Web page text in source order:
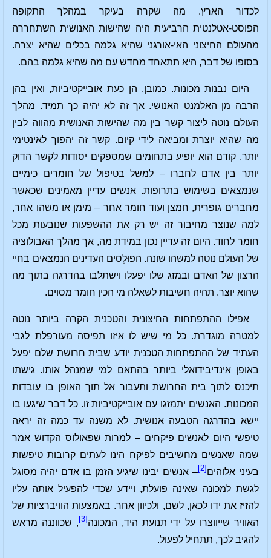
לכדור הארץ. מה שקרה בעיקר במהלך התקופה
הפוסט-אטלנטית הרביעית היה שהישות האנושית השתחררה
מהעולם החיצוני האי-אורגני שהיא גלמה בכלים שהיא יצרה.
בסופו של דבר, היא תתאחד מחדש עם מה שהיא גלמה בהם.
היום נבנות מכונות. כמובן, הן כעת אובייקטיביות, ואין בהן
הרבה מן האלמנט האנושי. אך זה לא יהיה כך תמיד. מהלך
העולם נוטה ליצור קשר בין מה שהישות האנושית מהווה לבין
מה שהיא יוצרת ומביאה לידי קיום. קשר זה יהפוך לאינטימי
יותר. קודם הוא יופיע בתחומים שמספקים יסודות לקשר הדוק
יותר בין אדם לחברו – למשל בטיפול של חומרים כימיים
שנמצאים בשימוש בתרופות. אנשים עדיין מאמינים שכאשר
מחברים גופרית, חמצן ועוד חומר אחר – מימן או משהו אחר,
למה שנוצר מחיבור זה יש רק את ההשפעות שנובעות מכל
חומר לחוד. היום זה עדיין נכון במידת מה, אך מהלך האבולוציה
של העולם נוטה למשהו שונה. הפּוּלְסים העדינים הנמצאים בחיי
הרצון של האדם ובמזג שלו יפעלו וישתלבו בהדרגה בתוך מה
שהוא יוצר. תהיה חשיבות לשאלה מי הכין חומר מסוים.
אפילו ההתפתחות החיצונית והטכנית הקרה ביותר נוטה
למטרה מוגדרת. כל מי שיש לו איזו תפיסה מעורפלת לגבי
העתיד של ההתפתחות הטכנית יודע שבית חרושת שלם יפעל
באופן אינדיבידואלי ביותר בהתאם למי שמנהל אותו. גישתו
תיכנס לתוך בית החרושת ותעבור אל תוך האופן בו עובדות
המכונות. האנשים יתמזגו עם אובייקטיביות זו. כל דבר שיגעו בו
יישא בהדרגה הטבעה אנושית. לא משנה עד כמה זה יראה
טיפשי היום לאנשים פיקחים – למרות שפאולוס הקדוש אמר
שמה שאנשים מחשיבים לפיקח הינו לעתים קרובות טיפשות
בעיני אלוהים [2]
– אנשים יבינו שיגיע הזמן בו אדם יהיה מסוגל
לגשת למכונה שאינה פועלת, ויידע שכדי להפעיל אותה עליו
להזיז את ידו לכאן, לשם, ולכיוון אחר. באמצעות הוויברציות של
האוויר שייווצרו על ידי תנועת היד, המכונה [3]
, שכווננה מראש
להגיב לכך, תתחיל לפעול.